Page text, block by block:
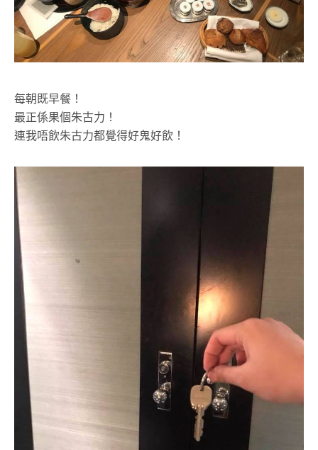
每朝既早餐！
最正係果個朱古力！
連我唔飲朱古力都覺得好鬼好飲！